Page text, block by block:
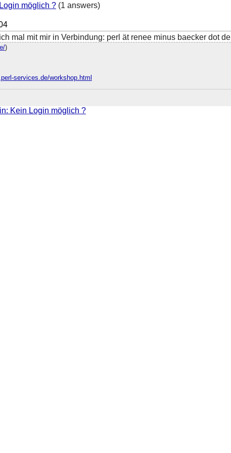
möglich ? (1 answers)
mal mit mir in Verbindung: perl ät renee minus baecker dot de
)
services.de/workshop.html
Kein Login möglich ?